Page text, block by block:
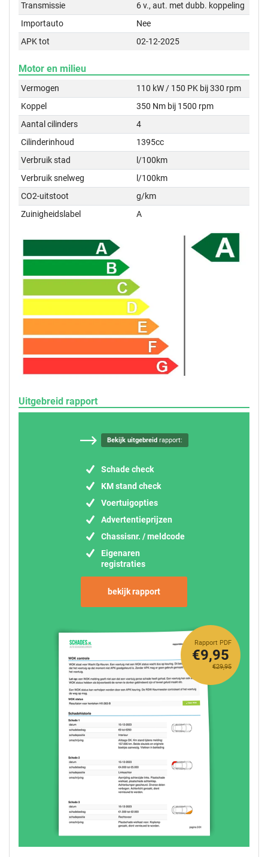
Transmissie
6 v., aut. met dubb. koppeling
Importauto
Nee
APK tot
02-12-2025
Motor en milieu
Vermogen
110 kW / 150 PK bij 330 rpm
Koppel
350 Nm bij 1500 rpm
Aantal cilinders
4
Cilinderinhoud
1395cc
Verbruik stad
l/100km
Verbruik snelweg
l/100km
CO2-uitstoot
g/km
Zuinigheidslabel
A
Uitgebreid rapport
Bekijk uitgebreidrapport:
Schade check
KM stand check
Voertuigopties
Advertentieprijzen
Chassisnr. / meldcode
Eigenaren
registraties
bekijk rapport
Rapport PDF
€29,95
€9,95